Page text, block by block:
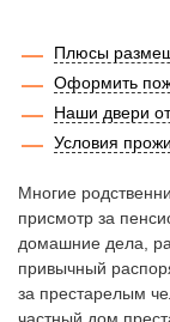
Плюсы
Оформить
Наши двери
Условия
Многие
присмотр за
домашние дела,
привычный
за престарелым